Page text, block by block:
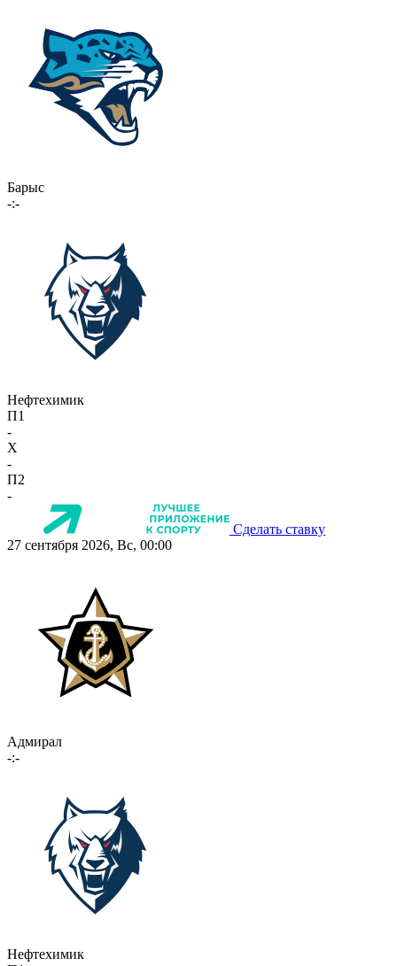
Барыс
-:-
Нефтехимик
П1
-
X
-
П2
-
Сделать ставку
27 сентября 2026, Вс, 00:00
Адмирал
-:-
Нефтехимик